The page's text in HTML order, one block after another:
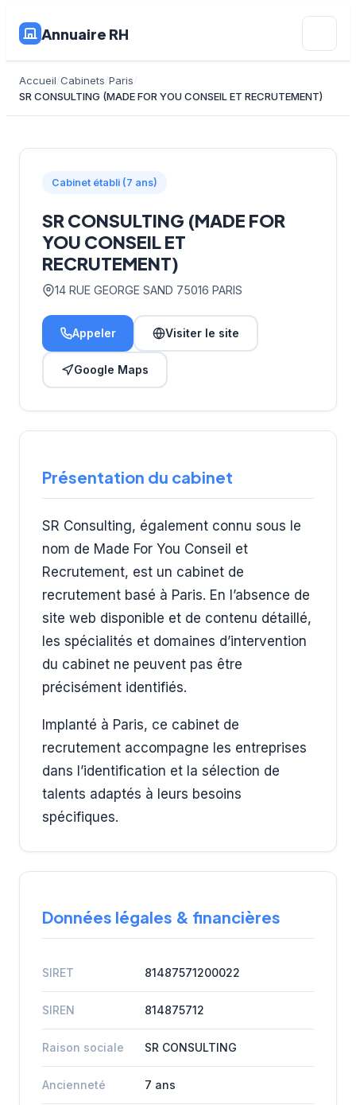
Annuaire RH
Accueil Cabinets Paris
SR CONSULTING (MADE FOR YOU CONSEIL ET RECRUTEMENT)
Cabinet établi (7 ans)
SR CONSULTING (MADE FOR
YOU CONSEIL ET
RECRUTEMENT)
14 RUE GEORGE SAND 75016 PARIS
Appeler Visiter le site
Google Maps
Présentation du cabinet
SR Consulting, également connu sous le
nom de Made For You Conseil et
Recrutement, est un cabinet de
recrutement basé à Paris. En l’absence de
site web disponible et de contenu détaillé,
les spécialités et domaines d’intervention
du cabinet ne peuvent pas être
précisément identifiés.
Implanté à Paris, ce cabinet de
recrutement accompagne les entreprises
dans l’identification et la sélection de
talents adaptés à leurs besoins
spécifiques.
Données légales & financières
SIRET 81487571200022
SIREN 814875712
Raison sociale SR CONSULTING
Ancienneté 7 ans